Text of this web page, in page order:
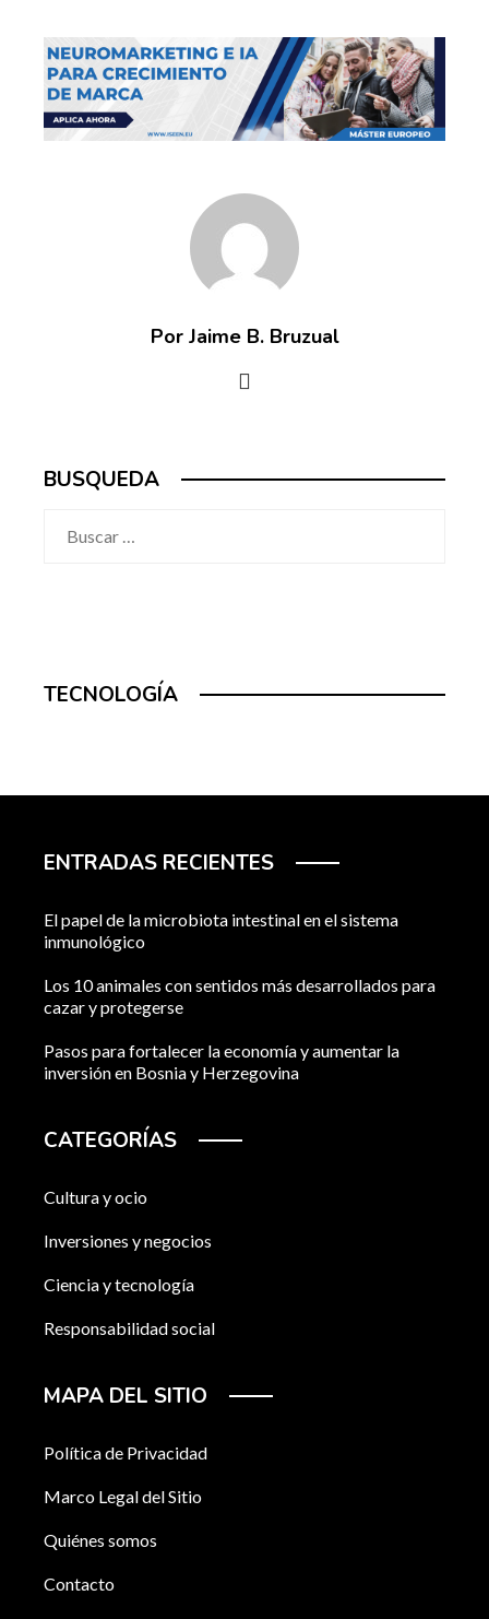
Por Jaime B. Bruzual
BUSQUEDA
TECNOLOGÍA
ENTRADAS RECIENTES
El papel de la microbiota intestinal en el sistema
inmunológico
Los 10 animales con sentidos más desarrollados para
cazar y protegerse
Pasos para fortalecer la economía y aumentar la
inversión en Bosnia y Herzegovina
CATEGORÍAS
Cultura y ocio
Inversiones y negocios
Ciencia y tecnología
Responsabilidad social
MAPA DEL SITIO
Política de Privacidad
Marco Legal del Sitio
Quiénes somos
Contacto